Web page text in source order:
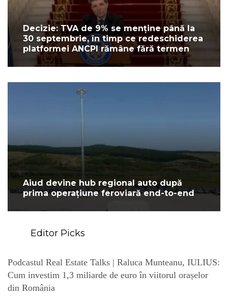
Decizie: TVA de 9% se menține până la
30 septembrie, în timp ce redeschiderea
platformei ANCPI rămâne fără termen
Aiud devine hub regional auto după
prima operațiune feroviară end-to-end
Editor Picks
Podcastul Real Estate Talks | Raluca Munteanu, IULIUS:
Cum investim 1,3 miliarde de euro în viitorul orașelor
din România